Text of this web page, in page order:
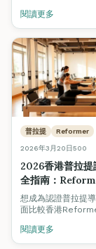
HKRPA®
係咩、Mat /
Cadillac / Chair點
啱、邊間Pilates導
讀，並解釋點解
HKRPA® ITTAP®
而出。
閱讀更多
普拉提 Reformer
2026年3月20日500
2026香港普拉提
全指南：
訓費用、認證及
想成為認證普拉提
面比較香港
vs Reformer分別，
酬前景。了解
閱讀更多